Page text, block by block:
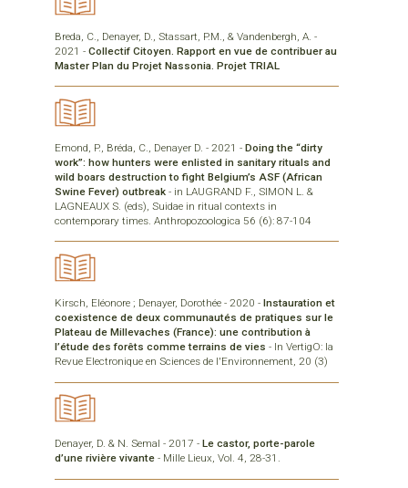
Breda, C., Denayer, D., Stassart, P.M., & Vandenbergh, A. -
2021 - Collectif Citoyen. Rapport en vue de contribuer au
Master Plan du Projet Nassonia. Projet TRIAL
Emond, P., Bréda, C., Denayer D. - 2021 - Doing the “dirty
work”: how hunters were enlisted in sanitary rituals and
wild boars destruction to fight Belgium’s ASF (African
Swine Fever) outbreak - in LAUGRAND F., SIMON L. &
LAGNEAUX S. (eds), Suidae in ritual contexts in
contemporary times. Anthropozoologica 56 (6): 87-104
Kirsch, Eléonore ; Denayer, Dorothée - 2020 - Instauration et
coexistence de deux communautés de pratiques sur le
Plateau de Millevaches (France): une contribution à
l’étude des forêts comme terrains de vies - In VertigO: la
Revue Electronique en Sciences de l'Environnement, 20 (3)
Denayer, D. & N. Semal - 2017 - Le castor, porte-parole
d’une rivière vivante - Mille Lieux, Vol. 4, 28-31.